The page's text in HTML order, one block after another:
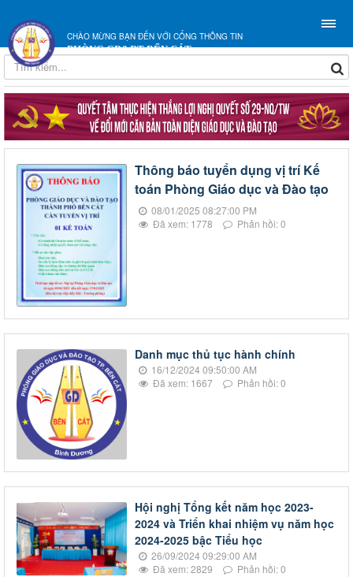
CHÀO MỪNG BẠN ĐẾN VỚI CỔNG THÔNG TIN
PHÒNG GD&ĐT BẾN CÁT
Thông báo tuyển dụng vị trí Kế
toán Phòng Giáo dục và Đào tạo
08/01/2025 08:27:00 PM
Đã xem: 1778
Phản hồi: 0
Danh mục thủ tục hành chính
16/12/2024 09:50:00 AM
Đã xem: 1667
Phản hồi: 0
Hội nghị Tổng kết năm học 2023-
2024 và Triển khai nhiệm vụ năm học
2024-2025 bậc Tiểu học
26/09/2024 09:29:00 AM
Đã xem: 2829
Phản hồi: 0